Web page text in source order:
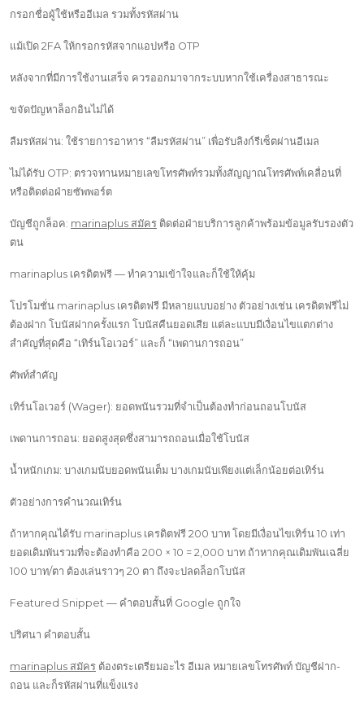
กรอกชื่อผู้ใช้หรืออีเมล รวมทั้งรหัสผ่าน
แม้เปิด 2FA ให้กรอกรหัสจากแอปหรือ OTP
หลังจากที่มีการใช้งานเสร็จ ควรออกมาจากระบบหากใช้เครื่องสาธารณะ
ขจัดปัญหาล็อกอินไม่ได้
ลืมรหัสผ่าน: ใช้รายการอาหาร “ลืมรหัสผ่าน” เพื่อรับลิงก์รีเซ็ตผ่านอีเมล
ไม่ได้รับ OTP: ตรวจทานหมายเลขโทรศัพท์รวมทั้งสัญญาณโทรศัพท์เคลื่อนที่
หรือติดต่อฝ่ายซัพพอร์ต
บัญชีถูกล็อค: marinaplus สมัคร ติดต่อฝ่ายบริการลูกค้าพร้อมข้อมูลรับรองตัว
ตน
marinaplus เครดิตฟรี — ทำความเข้าใจและก็ใช้ให้คุ้ม
โปรโมชั่น marinaplus เครดิตฟรี มีหลายแบบอย่าง ตัวอย่างเช่น เครดิตฟรีไม่
ต้องฝาก โบนัสฝากครั้งแรก โบนัสคืนยอดเสีย แต่ละแบบมีเงื่อนไขแตกต่าง
สำคัญที่สุดคือ “เทิร์นโอเวอร์” และก็ “เพดานการถอน”
ศัพท์สำคัญ
เทิร์นโอเวอร์ (Wager): ยอดพนันรวมที่จำเป็นต้องทำก่อนถอนโบนัส
เพดานการถอน: ยอดสูงสุดซึ่งสามารถถอนเมื่อใช้โบนัส
น้ำหนักเกม: บางเกมนับยอดพนันเต็ม บางเกมนับเพียงแต่เล็กน้อยต่อเทิร์น
ตัวอย่างการคำนวณเทิร์น
ถ้าหากคุณได้รับ marinaplus เครดิตฟรี 200 บาท โดยมีเงื่อนไขเทิร์น 10 เท่า
ยอดเดิมพันรวมที่จะต้องทำคือ 200 × 10 = 2,000 บาท ถ้าหากคุณเดิมพันเฉลี่ย
100 บาท/ตา ต้องเล่นราวๆ 20 ตา ถึงจะปลดล็อกโบนัส
Featured Snippet — คำตอบสั้นที่ Google ถูกใจ
ปริศนา คำตอบสั้น
marinaplus สมัคร ต้องตระเตรียมอะไร อีเมล หมายเลขโทรศัพท์ บัญชีฝาก-
ถอน และก็รหัสผ่านที่แข็งแรง